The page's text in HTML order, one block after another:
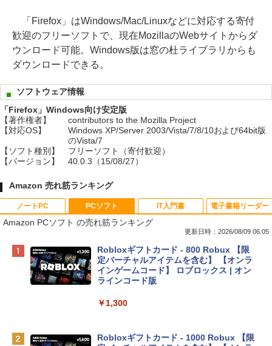
「Firefox」はWindows/Mac/Linuxなどに対応する寄付
歓迎のフリーソフトで、現在MozillaのWebサイトからダ
ウンロード可能。Windows版は窓の杜ライブラリからも
ダウンロードできる。
ソフトウェア情報
「Firefox」Windows向け安定版
【著作権者】
contributors to the Mozilla Project
【対応OS】
Windows XP/Server 2003/Vista/7/8/10および64bit版
のVista/7
【ソフト種別】
フリーソフト（寄付歓迎）
【バージョン】
40.0.3（15/08/27）
Amazon 売れ筋ランキング
ノートPC
Apple 2026 MacBook Neo A18 Proチッ
プ搭載13インチノートブック：AIとAppl
e Intelligenceのために設計、Liquid Ret
inaディスプレイ、8GBユニファイドメモ
eTime HDカメラ、Touch ID - インディ
￥137,800
PCソフト
Amazon PCソフト の売れ筋ランキング
更新日時：2026/08/09 06:05
Robloxギフトカード - 800 Robux 【限
定バーチャルアイテムを含む】 【オンラ
インゲームコード】 ロブロックス | オン
ラインコード版
￥1,300
Robloxギフトカード - 1000 Robux 【限
IT入門書 電子書籍リーダー